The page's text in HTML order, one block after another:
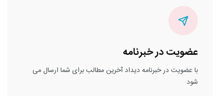
عضویت در خبرنامه
با عضویت در خبرنامه دیداد آخرین مطالب برای شما ارسال می
شود